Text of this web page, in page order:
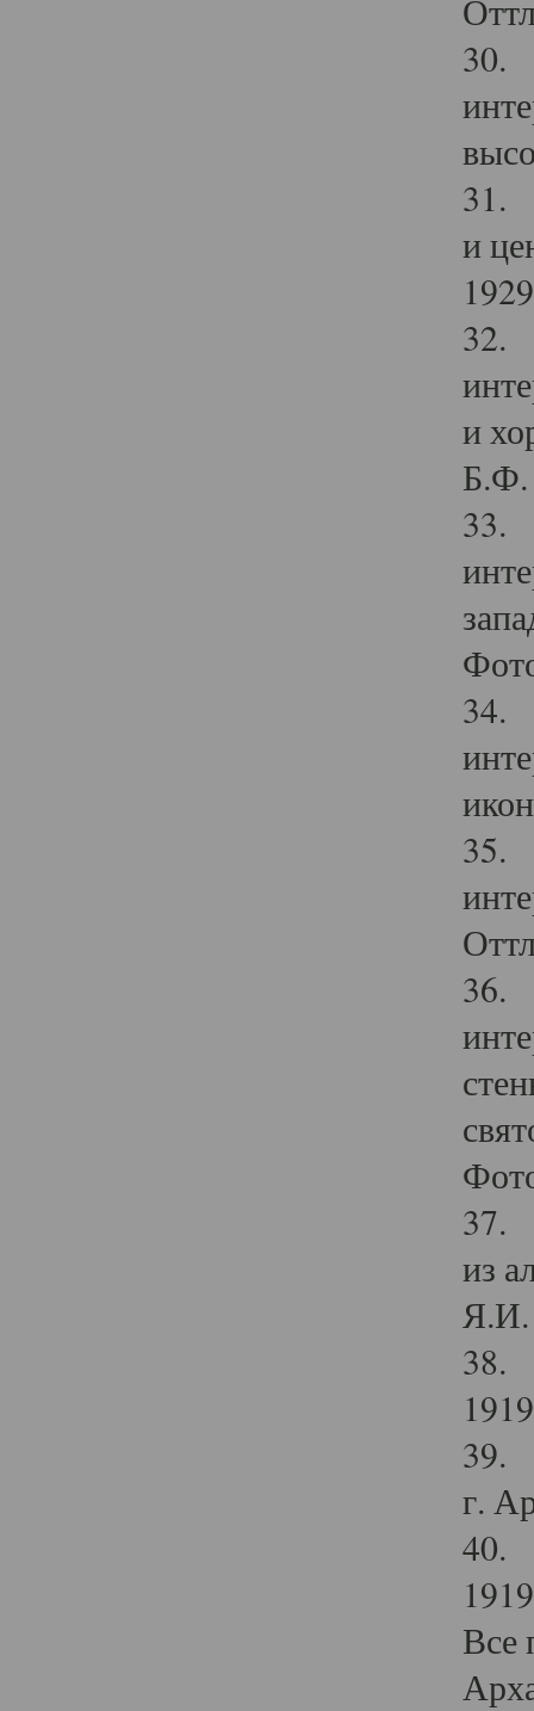
30.
31.
и
32.
и
Б.Ф.
33.
34.
35.
36.
37.
из
Я.И.
38.
39.
г.
40.
Все